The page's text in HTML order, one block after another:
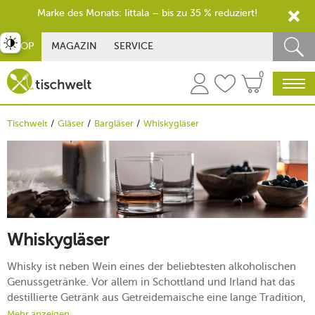
SHOP MAGAZIN SERVICE
0
Tischwelt Gläser Bargläser Whiskygläser
Whiskygläser
Whisky ist neben Wein eines der beliebtesten alkoholischen
Genussgetränke. Vor allem in Schottland und Irland hat das
destillierte Getränk aus Getreidemaische eine lange Tradition,
umschalten
Marke des Monats: Iittala – bis zu 35 % reduziert!